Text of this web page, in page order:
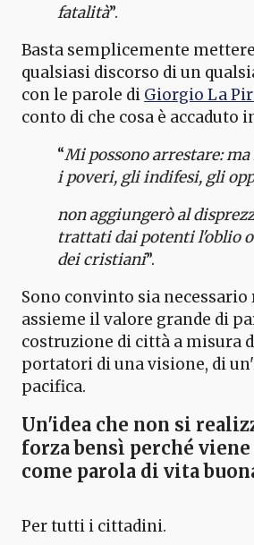
fatalità”.
Basta semplicemente
qualsiasi discorso di un
con le parole di Giorgio La
conto di che cosa è accaduto
“Mi possono arrestare:
i poveri, gli indifesi, gli
non aggiungerò al
trattati dai potenti l'oblio
dei cristiani”.
Sono convinto sia
assieme il valore grande di
costruzione di città a misura
portatori di una visione, di
pacifica.
Un'idea che non si
forza bensì perché
come parola di vita
Per tutti i cittadini.